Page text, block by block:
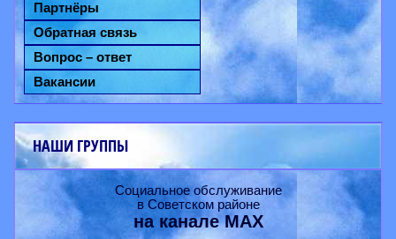
Партнёры
Обратная связь
Вопрос – ответ
Вакансии
НАШИ ГРУППЫ
Социальное обслуживание
в Советском районе
на каналеMAX